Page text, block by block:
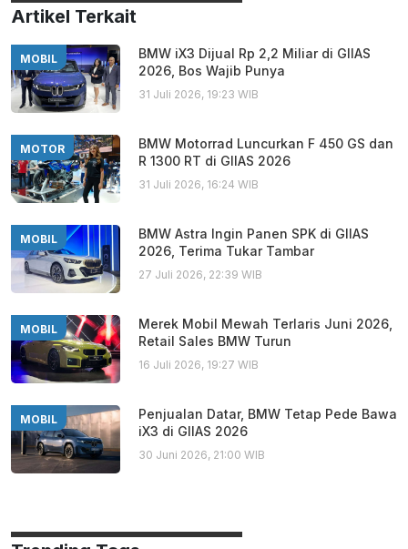
Artikel Terkait
MOBIL
BMW iX3 Dijual Rp 2,2 Miliar di GIIAS
2026, Bos Wajib Punya
31 Juli 2026, 19:23 WIB
MOTOR
BMW Motorrad Luncurkan F 450 GS dan
R 1300 RT di GIIAS 2026
31 Juli 2026, 16:24 WIB
MOBIL
BMW Astra Ingin Panen SPK di GIIAS
2026, Terima Tukar Tambar
27 Juli 2026, 22:39 WIB
MOBIL
Merek Mobil Mewah Terlaris Juni 2026,
Retail Sales BMW Turun
16 Juli 2026, 19:27 WIB
MOBIL
Penjualan Datar, BMW Tetap Pede Bawa
iX3 di GIIAS 2026
30 Juni 2026, 21:00 WIB